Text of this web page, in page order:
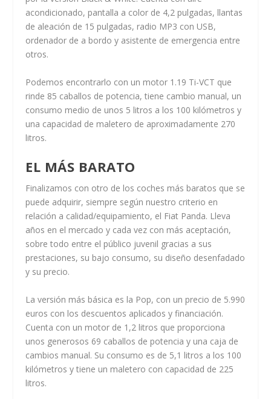
acondicionado, pantalla a color de 4,2 pulgadas, llantas
de aleación de 15 pulgadas, radio MP3 con USB,
ordenador de a bordo y asistente de emergencia entre
otros.
Podemos encontrarlo con un motor 1.19 Ti-VCT que
rinde 85 caballos de potencia, tiene cambio manual, un
consumo medio de unos 5 litros a los 100 kilómetros y
una capacidad de maletero de aproximadamente 270
litros.
EL MÁS BARATO
Finalizamos con otro de los coches más baratos que se
puede adquirir, siempre según nuestro criterio en
relación a calidad/equipamiento, el Fiat Panda. Lleva
años en el mercado y cada vez con más aceptación,
sobre todo entre el público juvenil gracias a sus
prestaciones, su bajo consumo, su diseño desenfadado
y su precio.
La versión más básica es la Pop, con un precio de 5.990
euros con los descuentos aplicados y financiación.
Cuenta con un motor de 1,2 litros que proporciona
unos generosos 69 caballos de potencia y una caja de
cambios manual. Su consumo es de 5,1 litros a los 100
kilómetros y tiene un maletero con capacidad de 225
litros.